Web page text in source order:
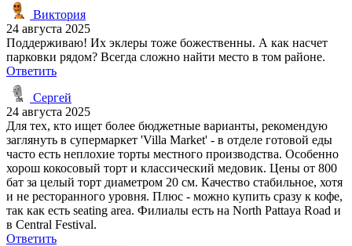
Виктория
24 августа 2025
Поддерживаю! Их эклеры тоже божественны. А как насчет
парковки рядом? Всегда сложно найти место в том районе.
Ответить
Сергей
24 августа 2025
Для тех, кто ищет более бюджетные варианты, рекомендую
заглянуть в супермаркет 'Villa Market' - в отделе готовой еды
часто есть неплохие торты местного производства. Особенно
хорош кокосовый торт и классический медовик. Цены от 800
бат за целый торт диаметром 20 см. Качество стабильное, хотя
и не ресторанного уровня. Плюс - можно купить сразу к кофе,
так как есть seating area. Филиалы есть на North Pattaya Road и
в Central Festival.
Ответить